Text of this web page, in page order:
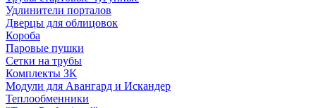
Удлинители порталов
Дверцы для облицовок
Короба
Паровые пушки
Сетки на трубы
Комплекты ЗК
Модули для Авангард и Искандер
Теплообменники